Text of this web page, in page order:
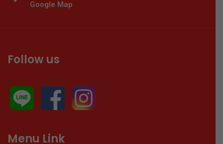
Google Map
Follow us
Menu Link